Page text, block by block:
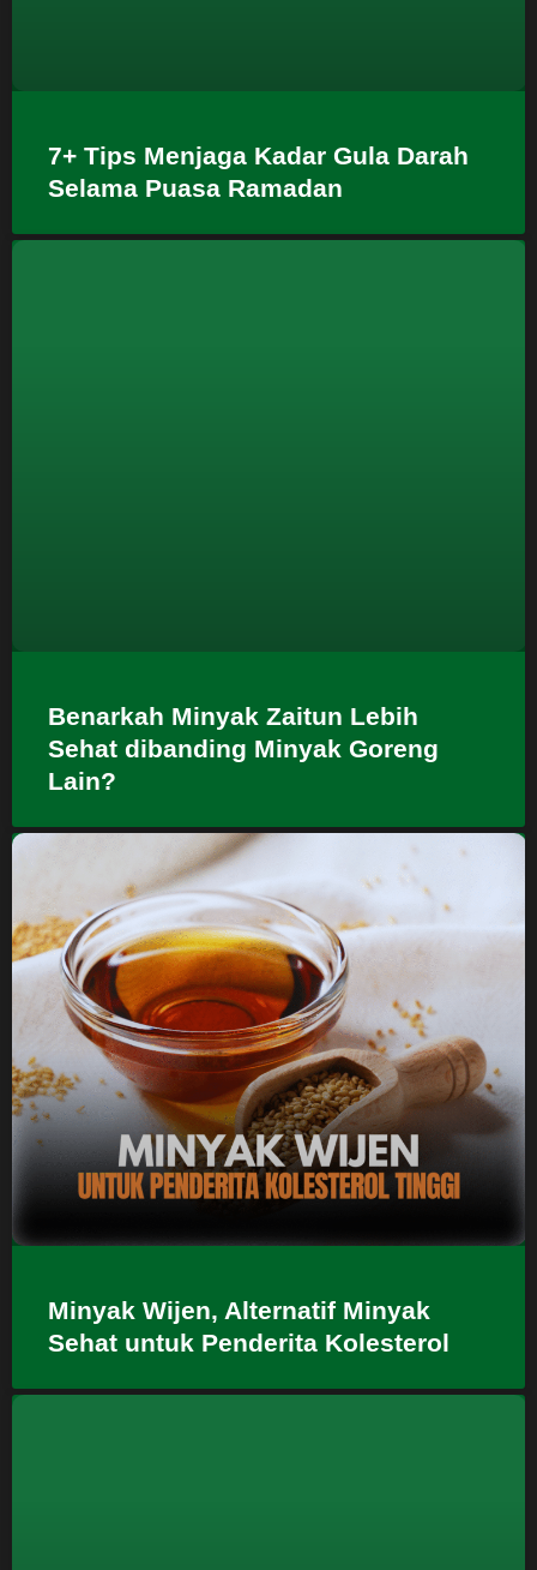
7+ Tips Menjaga Kadar Gula Darah
Selama Puasa Ramadan
Benarkah Minyak Zaitun Lebih
Sehat dibanding Minyak Goreng
Lain?
Minyak Wijen, Alternatif Minyak
Sehat untuk Penderita Kolesterol